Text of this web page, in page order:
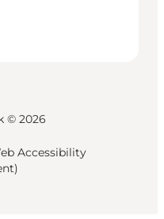
© 2026
Accessibility